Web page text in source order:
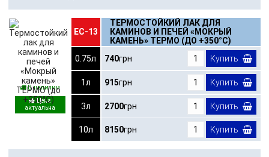
В наличии
ЕС-13
ТЕРМОСТОЙКИЙ ЛАК ДЛЯ
КАМИНОВ И ПЕЧЕЙ «МОКРЫЙ
КАМЕНЬ» ТЕРМО (ДО +350°С)
0.75л
740грн Купить
1л 915грн Купить
3л 2700грн Купить
10л 8150грн Купить